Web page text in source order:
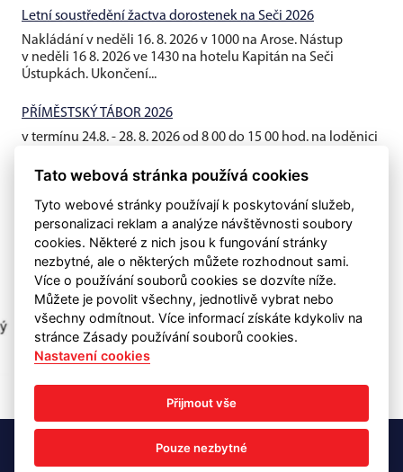
Letní soustředění žactva dorostenek na Seči 2026
Nakládání v neděli 16. 8. 2026 v 1000 na Arose. Nástup
v neděli 16 8. 2026 ve 1430 na hotelu Kapitán na Seči
Ústupkách. Ukončení...
PŘÍMĚSTSKÝ TÁBOR 2026
v termínu 24.8. - 28. 8. 2026 od 8 00 do 15 00 hod. na loděnici
Areál vodních sportů 73, 530 09 Pardubice, Karel Kroulík - předseda,
mobil: 607519579, e-mail: karel.kroulik@gmail.com
Tato webová stránka používá cookies
Tyto webové stránky používají k poskytování služeb,
personalizaci reklam a analýze návštěvnosti soubory
cookies. Některé z nich jsou k fungování stránky
nezbytné, ale o některých můžete rozhodnout sami.
Více o používání souborů cookies se dozvíte níže.
Můžete je povolit všechny, jednotlivě vybrat nebo
všechny odmítnout. Více informací získáte kdykoliv na
stránce Zásady používání souborů cookies.
Nastavení cookies
Přijmout vše
Pouze nezbytné